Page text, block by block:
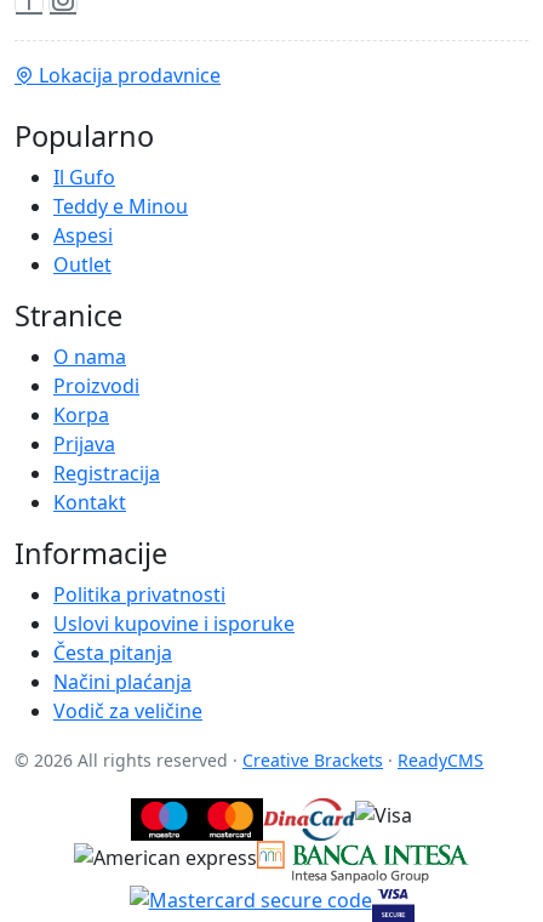
Lokacija prodavnice
Popularno
Il Gufo
Teddy e Minou
Aspesi
Outlet
Stranice
O nama
Proizvodi
Korpa
Prijava
Registracija
Kontakt
Informacije
Politika privatnosti
Uslovi kupovine i isporuke
Česta pitanja
Načini plaćanja
Vodič za veličine
© 2026 All rights reserved · Creative Brackets · ReadyCMS